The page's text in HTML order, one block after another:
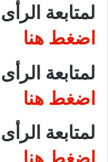
لمتابعة
اضغط هنا
لمتابعة
اضغط هنا
لمتابعة